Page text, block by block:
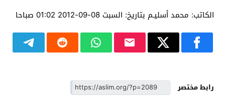
الكاتب: محمد أسليـم بتاريخ: السبت 08-09-2012 01:02 صباحا
رابط مختصر